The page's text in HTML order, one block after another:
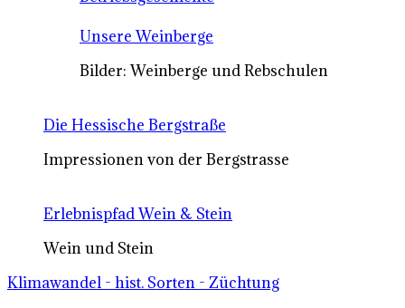
Unsere Weinberge
Bilder: Weinberge und Rebschulen
Die Hessische Bergstraße
Impressionen von der Bergstrasse
Erlebnispfad Wein & Stein
Wein und Stein
Klimawandel - hist. Sorten - Züchtung